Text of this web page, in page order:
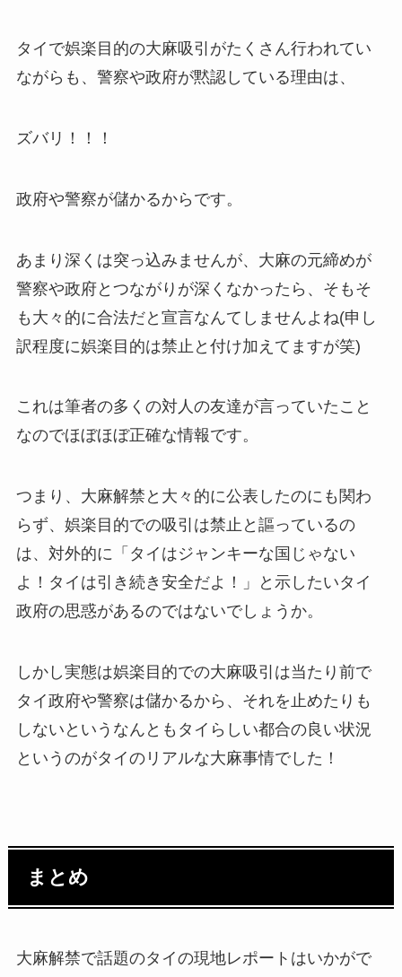
タイで娯楽目的の大麻吸引がたくさん行われてい
ながらも、警察や政府が黙認している理由は、
ズバリ！！！
政府や警察が儲かるからです。
あまり深くは突っ込みませんが、大麻の元締めが
警察や政府とつながりが深くなかったら、そもそ
も大々的に合法だと宣言なんてしませんよね(申し
訳程度に娯楽目的は禁止と付け加えてますが笑)
これは筆者の多くの対人の友達が言っていたこと
なのでほぼほぼ正確な情報です。
つまり、大麻解禁と大々的に公表したのにも関わ
らず、娯楽目的での吸引は禁止と謳っているの
は、対外的に「タイはジャンキーな国じゃない
よ！タイは引き続き安全だよ！」と示したいタイ
政府の思惑があるのではないでしょうか。
しかし実態は娯楽目的での大麻吸引は当たり前で
タイ政府や警察は儲かるから、それを止めたりも
しないというなんともタイらしい都合の良い状況
というのがタイのリアルな大麻事情でした！
まとめ
大麻解禁で話題のタイの現地レポートはいかがで